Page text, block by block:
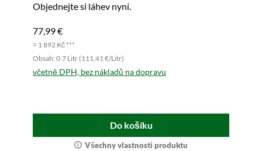
Objednejte si láhev nyní.
77,99 €
≈ 1 892 Kč ***
Obsah: 0.7 Litr (111,41 €/Litr)
včetně DPH, bez nákladů na dopravu
Do košíku
Všechny vlastnosti produktu